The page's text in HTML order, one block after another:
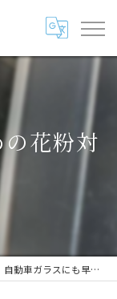
花粉対
自動車ガラスにも早めの花粉対策を!!